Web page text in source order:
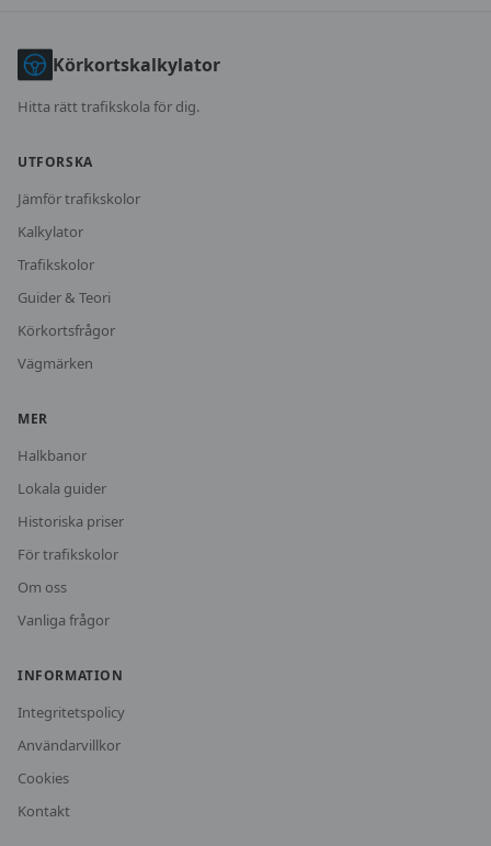
Körkortskalkylator
Hitta rätt trafikskola för dig.
UTFORSKA
Jämför trafikskolor
Kalkylator
Trafikskolor
Guider & Teori
Körkortsfrågor
Vägmärken
MER
Halkbanor
Lokala guider
Historiska priser
För trafikskolor
Om oss
Vanliga frågor
INFORMATION
Integritetspolicy
Användarvillkor
Cookies
Kontakt